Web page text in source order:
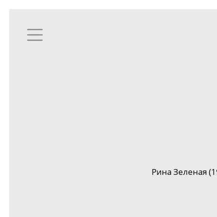
Рина Зеленая